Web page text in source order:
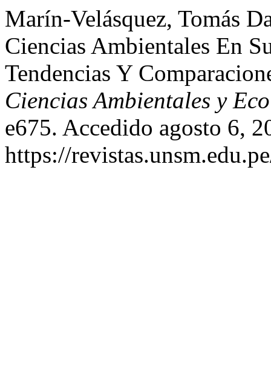
Marín-Velásquez, Tomás
Ciencias Ambientales En
Tendencias Y
Ciencias Ambientales y
e675. Accedido agosto 6,
https://